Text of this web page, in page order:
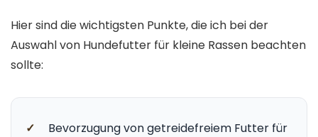
Hier sind die wichtigsten Punkte, die ich bei der
Auswahl von Hundefutter für kleine Rassen beachten
sollte:
✓
Bevorzugung von getreidefreiem Futter für